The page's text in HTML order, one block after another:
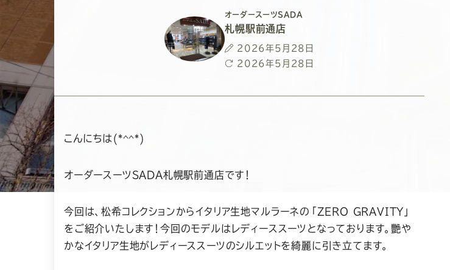
オーダースーツSADA
札幌駅前通店
投
稿
2026年5月28日
最
更
2026年5月28日
こんにちは(*^^*)
オーダースーツSADA札幌駅前通店です！
今回は、松希コレクションからイタリア生地マルラーネの「ZERO GRAVITY」
をご紹介いたします！今回のモデルはレディーススーツとなっております。艷や
かなイタリア生地がレディーススーツのシルエットを綺麗に引き立てます。